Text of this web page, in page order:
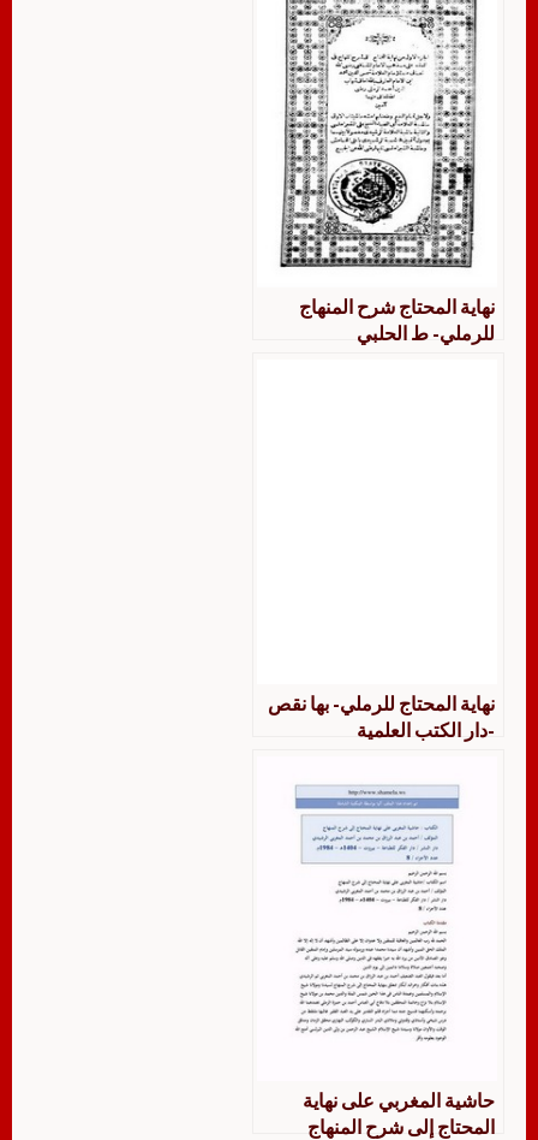
نهاية المحتاج شرح المنهاج
للرملي- ط الحلبي
نهاية المحتاج للرملي- بها نقص
-دار الكتب العلمية
حاشية المغربي على نهاية
المحتاج إلى شرح المنهاج